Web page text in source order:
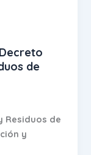
de
Residuos de
y